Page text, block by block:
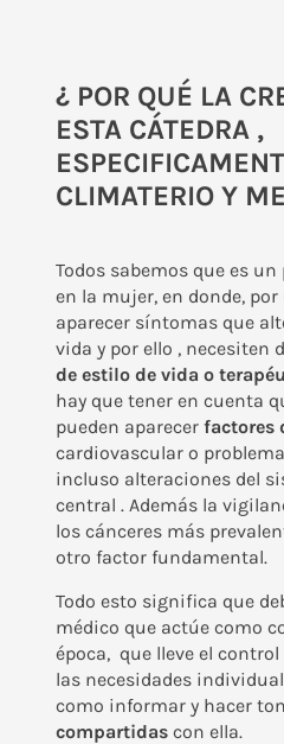
¿ POR QUÉ LA
ESTA CÁTEDRA ,
CLIMATERIO Y
Todos sabemos que es
en la mujer, en donde,
aparecer síntomas que
vida y por ello , necesiten
de estilo de vida o
hay que tener en cuenta
pueden aparecer factores
cardiovascular o
incluso alteraciones del
central . Además la
los cánceres más
otro factor fundamental.
Todo esto significa que
médico que actúe como
época, que lleve el
las necesidades
como informar y hacer
compartidas con ella.